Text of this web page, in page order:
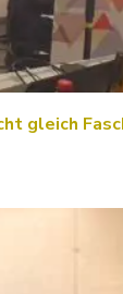
gleich